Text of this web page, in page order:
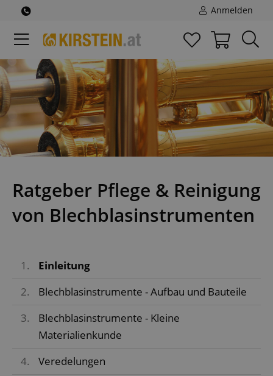
Anmelden
Ratgeber Pflege & Reinigung
von Blechblasinstrumenten
1.
Einleitung
2.
Blechblasinstrumente - Aufbau und Bauteile
3.
Blechblasinstrumente - Kleine
Materialienkunde
4.
Veredelungen